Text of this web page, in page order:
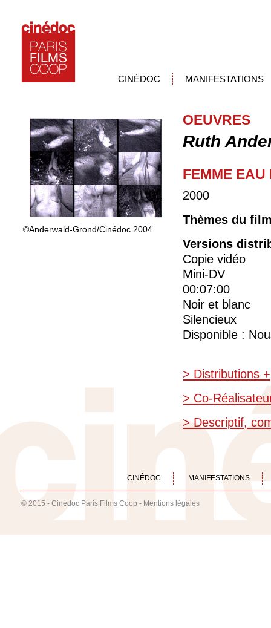
CINÉDOC MANIFESTATIONS
©Anderwald-Grond/Cinédoc 2004
OEUVRES
Ruth
FEMME EAU
2000
Thèmes du
Versions
Copie vidéo
Mini-DV
00:07:00
Noir et blanc
Silencieux
Disponible :
> Distributions +
> Co-
> Descriptif,
CINÉDOC MANIFESTATIONS
© 2015 - Cinédoc Paris Films Coop - Mentions légales